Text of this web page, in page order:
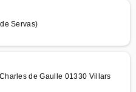
Servas)
de Gaulle 01330 Villars